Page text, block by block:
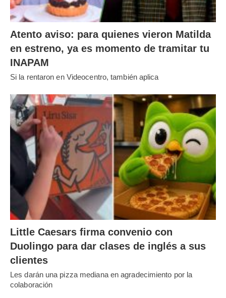
Atento aviso: para quienes vieron Matilda
en estreno, ya es momento de tramitar tu
INAPAM
Si la rentaron en Videocentro, también aplica
Little Caesars firma convenio con
Duolingo para dar clases de inglés a sus
clientes
Les darán una pizza mediana en agradecimiento por la
colaboración